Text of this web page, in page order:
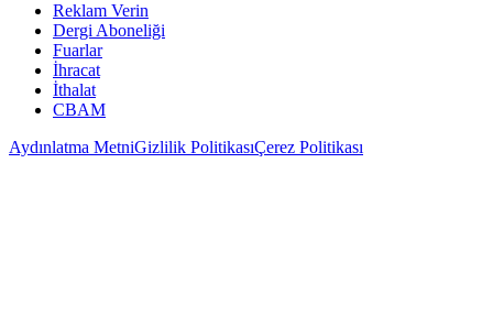
Reklam Verin
Dergi Aboneliği
Fuarlar
İhracat
İthalat
CBAM
Aydınlatma MetniGizlilik PolitikasıÇerez Politikası